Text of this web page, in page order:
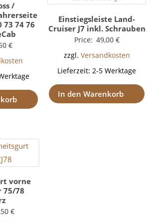
/
73 74 76
€
Einstiegsleiste Land-
Cruiser J7 inkl. Schrauben
Price: 49,00 €
zzgl. Versandkosten
Lieferzeit:2-5 Werktage
In den Warenkorb
vorne
75/78
€